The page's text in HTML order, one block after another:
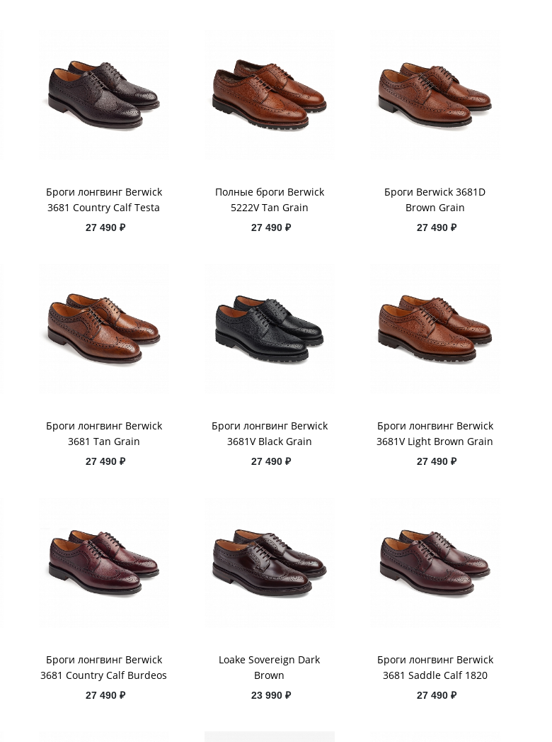
Броги лонгвинг Berwick
3681 Country Calf Testa
27 490 ₽
Полные броги Berwick
5222V Tan Grain
27 490 ₽
Броги Berwick 3681D
Brown Grain
27 490 ₽
Броги лонгвинг Berwick
3681 Tan Grain
27 490 ₽
Броги лонгвинг Berwick
3681V Black Grain
27 490 ₽
Броги лонгвинг Berwick
3681V Light Brown Grain
27 490 ₽
Броги лонгвинг Berwick
3681 Country Calf Burdeos
27 490 ₽
Loake Sovereign Dark
Brown
23 990 ₽
Броги лонгвинг Berwick
3681 Saddle Calf 1820
27 490 ₽